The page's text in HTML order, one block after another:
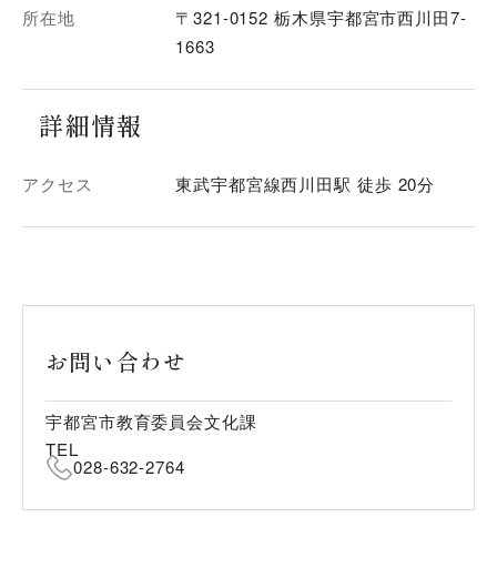
所在地
〒321-0152 栃木県宇都宮市西川田7-
1663
詳細情報
アクセス 東武宇都宮線西川田駅 徒歩 20分
お問い合わせ
宇都宮市教育委員会文化課
TEL
028-632-2764